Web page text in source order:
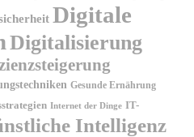
Digitale
Digitalisierung
Gesunde Ernährung
Internet der Dinge IT-
Intelligenz